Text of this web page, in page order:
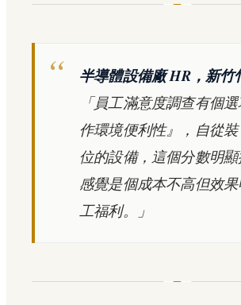
半導體設備廠 HR，新竹
「員工滿意度調查有個
作環境便利性』，自從
位的設備，這個分數明顯
感覺是個成本不高但效
工福利。」